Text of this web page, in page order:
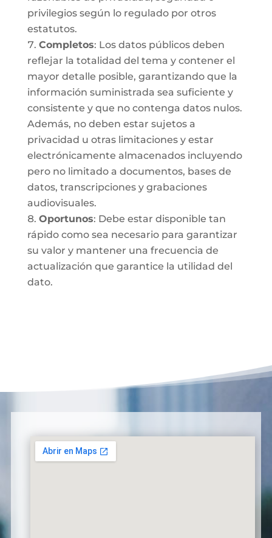
privilegios según lo regulado por otros
estatutos.
Completos: Los datos públicos deben
reflejar la totalidad del tema y contener el
mayor detalle posible, garantizando que la
información suministrada sea suficiente y
consistente y que no contenga datos nulos.
Además, no deben estar sujetos a
privacidad u otras limitaciones y estar
electrónicamente almacenados incluyendo
pero no limitado a documentos, bases de
datos, transcripciones y grabaciones
audiovisuales.
Oportunos: Debe estar disponible tan
rápido como sea necesario para garantizar
su valor y mantener una frecuencia de
actualización que garantice la utilidad del
dato.